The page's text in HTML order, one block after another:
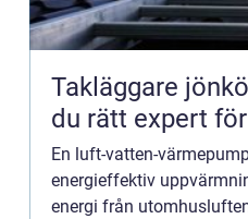
Takläggare jönköping
du rätt expert
En luft-vatten-
energieffektiv
energi från